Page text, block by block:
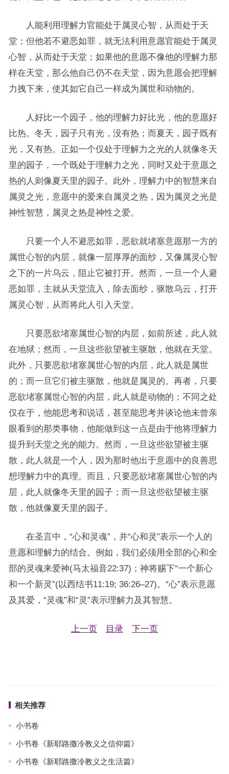
人能利用理解力官能处于属灵心智，从而处于天
堂；但他若不避恶如罪，就无法利用意愿官能处于属灵
心智，从而处于天堂；如果他的意愿不像他的理解力那
样在天堂，那么他自己仍不在天堂，因为意愿会把理解
力拽下来，使其如它自己一样成为属世和动物的。
人好比一个园子，他的理解力好比光，他的意愿好
比热。冬天，园子只有光，没有热；而夏天，园子既有
光，又有热。正如一个仅处于理解力之光的人就像冬天
里的园子，一个既处于理解力之光，同时又处于意愿之
热的人则像夏天里的园子。此外，理解力中的智慧来自
属灵之光，意愿中的爱来自属灵之热，因为属灵之光是
神性智慧，属灵之热是神性之爱。
只要一个人不避恶如罪，恶欲就堵塞意愿那一方的
属世心智的内层，就像一层厚厚的面纱，又像属灵心智
之下的一片乌云，阻止它被打开。然而，一旦一个人避
恶如罪，主就从天堂流入，除去面纱，驱散乌云，打开
属灵心智，从而将此人引入天堂。
只要恶欲堵塞属世心智的内层，如前所述，此人就
在地狱；然而，一旦这些欲望被主驱散，他就在天堂。
此外，只要恶欲堵塞属世心智的内层，此人就是属世
的；而一旦它们被主驱散，他就是属灵的。再者，只要
恶欲堵塞属世心智的内层，此人就是动物的；不同之处
仅在于，他能思考和说话，甚至能思考并谈论他未曾亲
眼看到的那类事物，他能做到这一点是由于他将理解力
提升到天堂之光的能力。然而，一旦这些欲望被主驱
散，此人就是一个人，因为那时他出于意愿中的良善思
想理解力中的真理。而且，只要恶欲堵塞属世心智的内
层，此人就像冬天里的园子；而一旦这些欲望被主驱
散，他就像夏天里的园子。
在圣言中，“心和灵魂”，并“心和灵”表示一个人的
意愿和理解力的结合。例如，我们必须用全部的心和全
部的灵魂来爱神(马太福音22:37)；神将赐下“一个新心
和一个新灵”(以西结书11:19; 36:26–27)。“心”表示意愿
及其爱，“灵魂”和“灵”表示理解力及其智慧。
上一页 目录 下一页
相关推荐
小书卷
小书卷《新耶路撒冷教义之信仰篇》
小书卷《新耶路撒冷教义之生活篇》